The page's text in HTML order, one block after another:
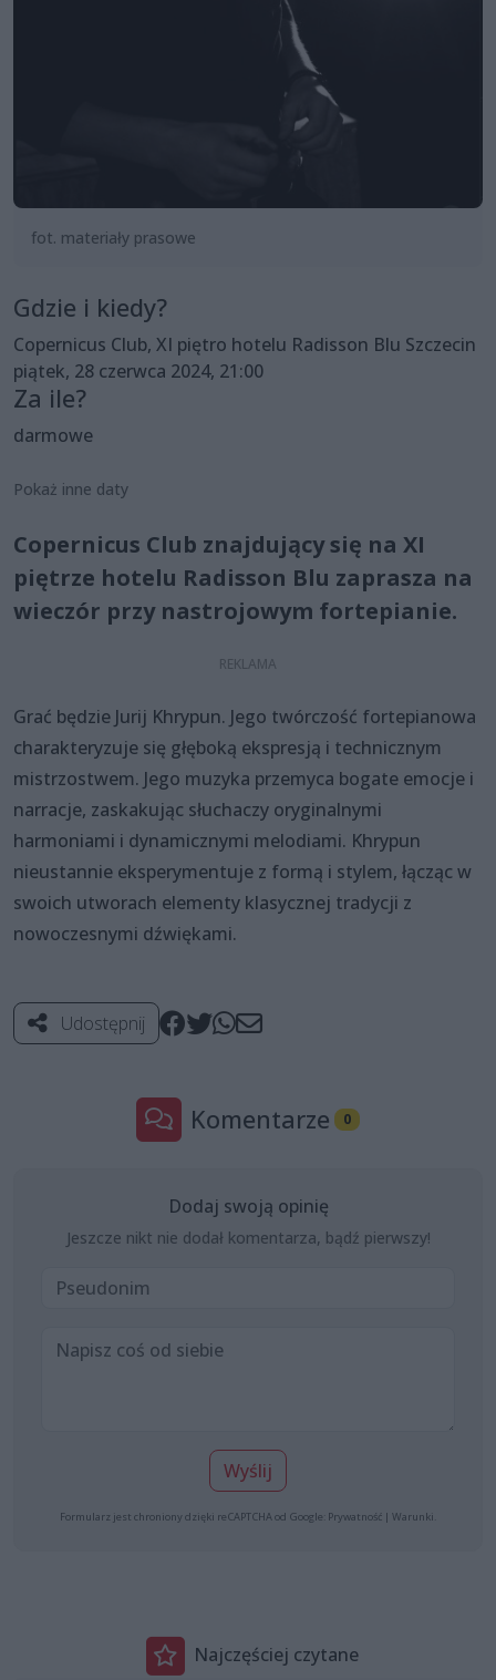
fot. materiały prasowe
Gdzie i kiedy?
Copernicus Club, XI piętro hotelu Radisson Blu Szczecin
piątek, 28 czerwca 2024, 21:00
Za ile?
darmowe
Pokaż inne daty
Copernicus Club znajdujący się na XI
piętrze hotelu Radisson Blu zaprasza na
wieczór przy nastrojowym fortepianie.
Grać będzie Jurij Khrypun. Jego twórczość fortepianowa
charakteryzuje się głęboką ekspresją i technicznym
mistrzostwem. Jego muzyka przemyca bogate emocje i
narracje, zaskakując słuchaczy oryginalnymi
harmoniami i dynamicznymi melodiami. Khrypun
nieustannie eksperymentuje z formą i stylem, łącząc w
swoich utworach elementy klasycznej tradycji z
nowoczesnymi dźwiękami.
Udostępnij
Komentarze 0
Dodaj swoją opinię
Jeszcze nikt nie dodał komentarza, bądź pierwszy!
Wyślij
Formularz jest chroniony dzięki reCAPTCHA od Google: Prywatność | Warunki
Najczęściej czytane